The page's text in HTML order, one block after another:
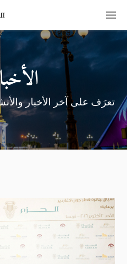
تعرَف على آخر الأخبار